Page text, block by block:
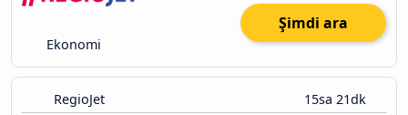
Ekonomi
Şimdi ara
RegioJet 15sa 21dk